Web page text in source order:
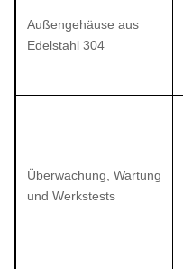
Außengehäuse aus
Edelstahl 304
Überwachung, Wartung
und Werkstests